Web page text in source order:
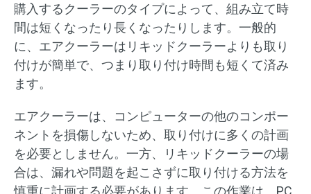
購入するクーラーのタイプによって、組み立て時
間は短くなったり長くなったりします。一般的
に、エアクーラーはリキッドクーラーよりも取り
付けが簡単で、つまり取り付け時間も短くて済み
ます。
エアクーラーは、コンピューターの他のコンポー
ネントを損傷しないため、取り付けに多くの計画
を必要としません。一方、リキッドクーラーの場
合は、漏れや問題を起こさずに取り付ける方法を
慎重に計画する必要があります。この作業は、PC